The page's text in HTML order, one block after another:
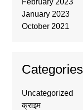
January 2023
October 2021
Categories
Uncategorized
क्राइम